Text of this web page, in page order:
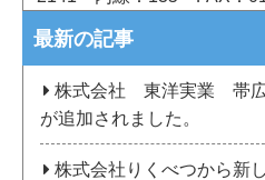
最新の記事
株式会社 東洋実業 帯広
が追加されました。
株式会社りくべつから新